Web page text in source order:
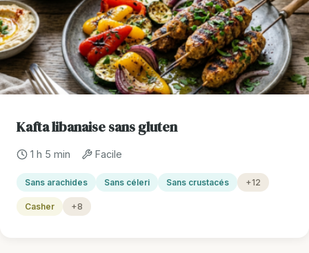
Kafta libanaise sans gluten
1 h 5 min Facile
Sans arachides Sans céleri Sans crustacés +12
Casher +8